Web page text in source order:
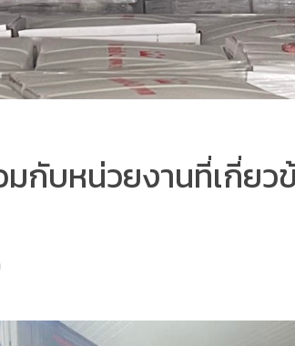
กับหน่วยงานที่เกี่ย